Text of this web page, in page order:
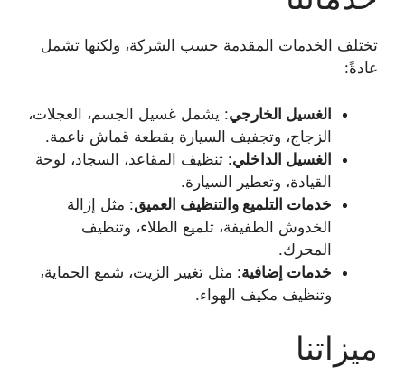
تختلف الخدمات المقدمة حسب الشركة، ولكنها تشمل
عادةً:
الغسيل الخارجي: يشمل غسيل الجسم، العجلات،
الزجاج، وتجفيف السيارة بقطعة قماش ناعمة.
الغسيل الداخلي: تنظيف المقاعد، السجاد، لوحة
القيادة، وتعطير السيارة.
خدمات التلميع والتنظيف العميق: مثل إزالة
الخدوش الطفيفة، تلميع الطلاء، وتنظيف
المحرك.
خدمات إضافية: مثل تغيير الزيت، شمع الحماية،
وتنظيف مكيف الهواء.
ميزاتنا